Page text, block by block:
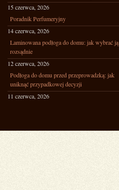
15 czerwca, 2026
Poradnik Perfumeryjny
14 czerwca, 2026
Laminowana podłoga do domu: jak wybrać ją
rozsądnie
12 czerwca, 2026
Podłoga do domu przed przeprowadzką: jak
uniknąć przypadkowej decyzji
11 czerwca, 2026